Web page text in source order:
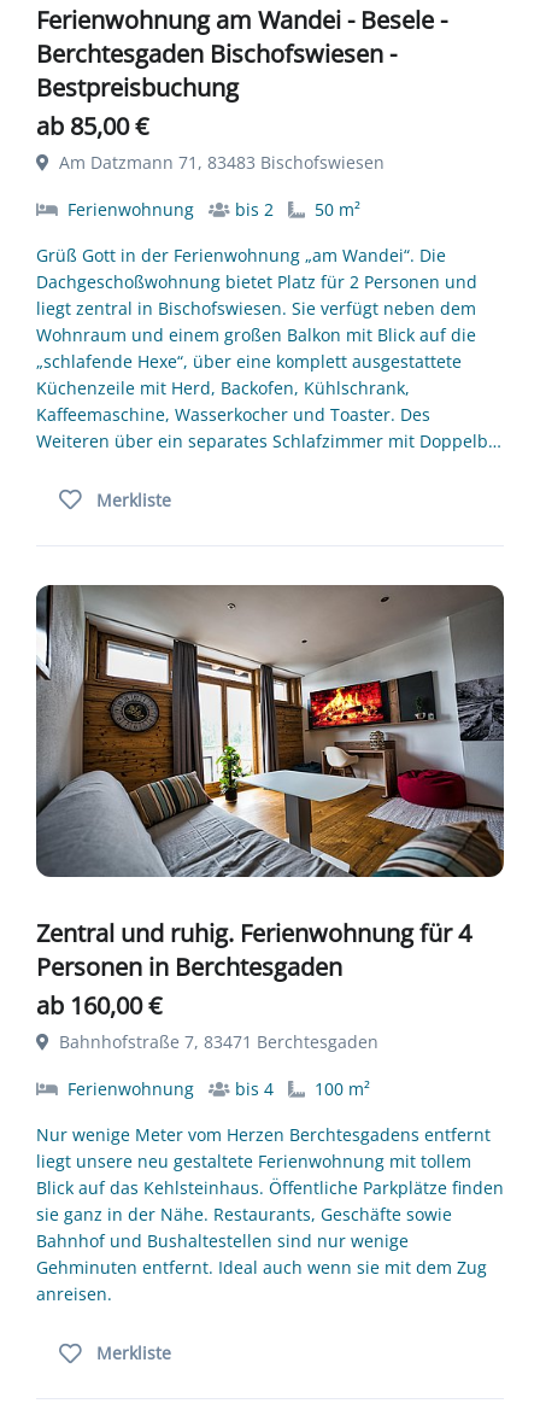
Ferienwohnung am Wandei - Besele -
Berchtesgaden Bischofswiesen -
Bestpreisbuchung
ab 85,00 €
Am Datzmann 71, 83483 Bischofswiesen
Ferienwohnung bis 2
50 m²
Grüß Gott in der Ferienwohnung „am Wandei“. Die
Dachgeschoßwohnung bietet Platz für 2 Personen und
liegt zentral in Bischofswiesen. Sie verfügt neben dem
Wohnraum und einem großen Balkon mit Blick auf die
„schlafende Hexe“, über eine komplett ausgestattete
Küchenzeile mit Herd, Backofen, Kühlschrank,
Kaffeemaschine, Wasserkocher und Toaster. Des
Weiteren über ein separates Schlafzimmer mit Doppelb…
Merkliste
Zentral und ruhig. Ferienwohnung für 4
Personen in Berchtesgaden
ab 160,00 €
Bahnhofstraße 7, 83471 Berchtesgaden
Ferienwohnung bis 4
100 m²
Nur wenige Meter vom Herzen Berchtesgadens entfernt
liegt unsere neu gestaltete Ferienwohnung mit tollem
Blick auf das Kehlsteinhaus. Öffentliche Parkplätze finden
sie ganz in der Nähe. Restaurants, Geschäfte sowie
Bahnhof und Bushaltestellen sind nur wenige
Gehminuten entfernt. Ideal auch wenn sie mit dem Zug
anreisen.
Merkliste